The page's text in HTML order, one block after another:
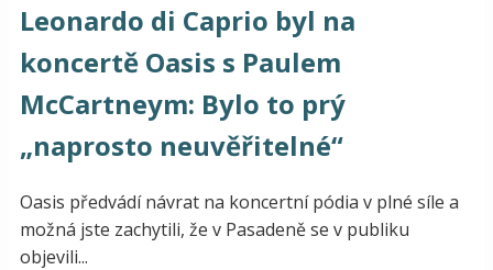
Leonardo di Caprio byl na
koncertě Oasis s Paulem
McCartneym: Bylo to prý
„naprosto neuvěřitelné“
Oasis předvádí návrat na koncertní pódia v plné síle a
možná jste zachytili, že v Pasadeně se v publiku
objevili...